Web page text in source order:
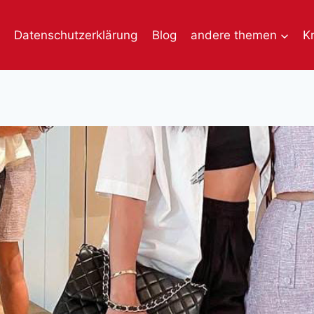
Datenschutzerklärung Blog andere themen